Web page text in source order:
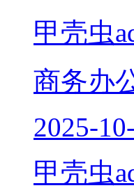
甲壳虫
商务办
2025-
甲壳虫